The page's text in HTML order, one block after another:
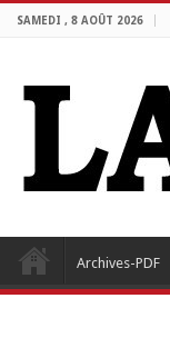
SAMEDI , 8 AOÛT 2026
Archives-PDF